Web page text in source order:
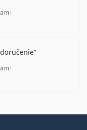
z 5
z 5